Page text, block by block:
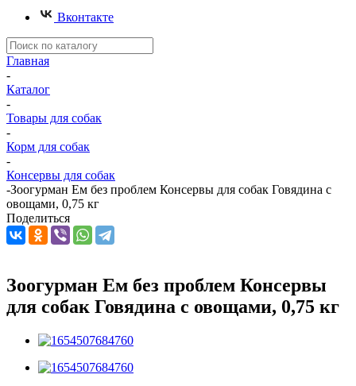
Вконтакте
Главная
-
Каталог
-
Товары для собак
-
Корм для собак
-
Консервы для собак
-Зоогурман Ем без проблем Консервы для собак Говядина с
овощами, 0,75 кг
Поделиться
Зоогурман Ем без проблем Консервы
для собак Говядина с овощами, 0,75 кг